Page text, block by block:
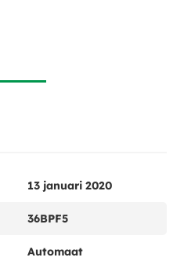
13 januari 2020
36BPF5
Automaat